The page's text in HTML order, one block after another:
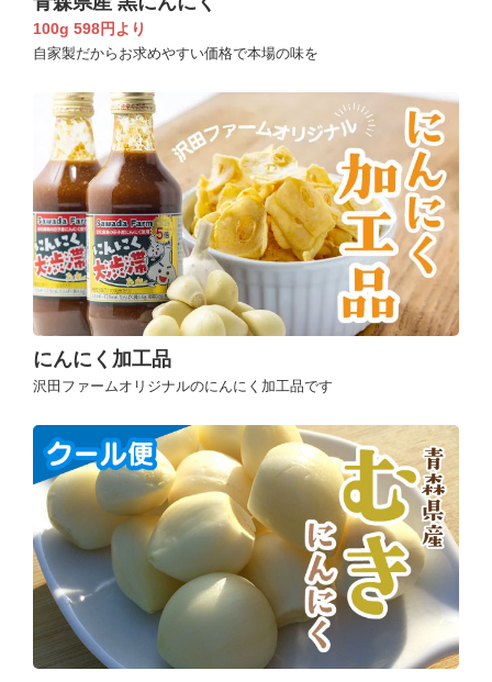
100g 598円より
自家製だからお求めやすい価格で本場の味を
にんにく加工品
沢田ファームオリジナルのにんにく加工品です